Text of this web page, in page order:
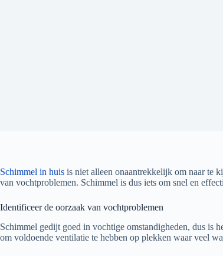
Schimmel in huis is niet alleen onaantrekkelijk om naar te
van vochtproblemen. Schimmel is dus iets om snel en
Identificeer de oorzaak van vochtproblemen
Schimmel gedijt goed in vochtige omstandigheden, dus is
om voldoende ventilatie te hebben op plekken waar veel